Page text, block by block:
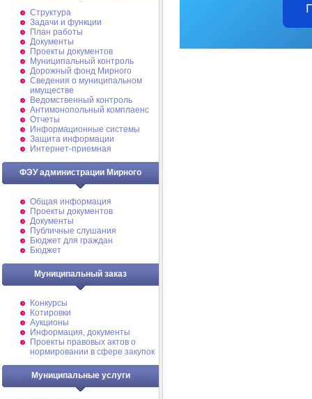
Структура
Задачи и функции
План работы
Документы
Проекты документов
Муниципальный контроль
Дорожный фонд Мирного
Cведения о муниципальном
имуществе
Ведомственный контроль
Антимонопольный комплаенс
Отчеты
Информационные системы
Защита информации
Интернет-приемная
ФЭУ администрации Мирного
Общая информация
Проекты документов
Документы
Публичные слушания
Бюджет для граждан
Бюджет
Муниципальный заказ
Конкурсы
Котировки
Аукционы
Информация, документы
Проекты правовых актов о
нормировании в сфере закупок
Муниципальные услуги